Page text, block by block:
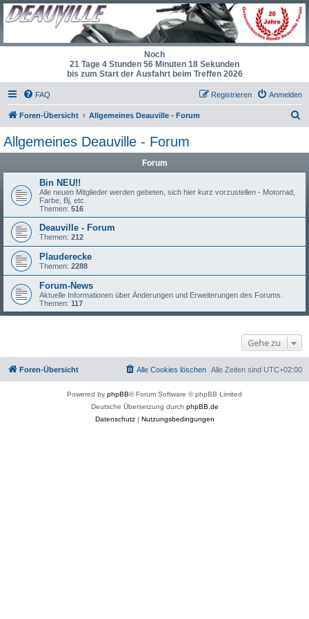
Noch
21 Tage 4 Stunden 56 Minuten 18 Sekunden
bis zum Start der Ausfahrt beim Treffen 2026
FAQ Anmelden
Registrieren
Foren-Übersicht Allgemeines Deauville - Forum
Allgemeines Deauville - Forum
Forum
Bin NEU!!
Alle neuen Mitglieder werden gebeten, sich hier kurz vorzustellen - Motorrad,
Farbe, Bj, etc.
Themen: 516
Deauville - Forum
Themen: 212
Plauderecke
Themen: 2288
Forum-News
Aktuelle Informationen über Änderungen und Erweiterungen des Forums.
Themen: 117
Gehe zu
Foren-Übersicht Alle Zeiten sind UTC+02:00
Alle Cookies löschen
Powered by phpBB® Forum Software © phpBB Limited
Deutsche Übersetzung durch phpBB.de
Datenschutz| Nutzungsbedingungen